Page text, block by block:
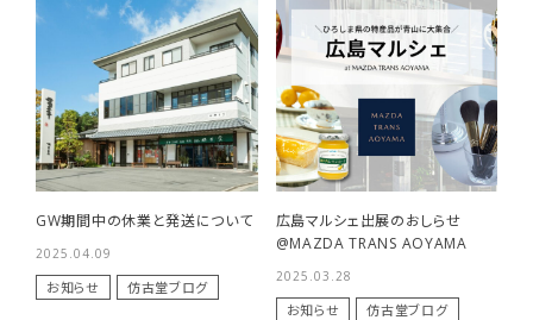
萌 スクリューブラ
シ P-B4 萌シリー
ズ 熊野筆 化粧筆
HOUKODOU
1,650円(税込)
緑風 中 伝統工芸
士香川翠皐作 高
級書筆 羊毛 筆匠
16,500円(税込)
萌 眉ブラシ＆コ
ーム P-B2 萌シリ
ーズ 熊野筆 化粧
HOUKODOU
1,760円(税込)
商品一覧
GW期間中の休業と発送について
2025.04.09
お知らせ 仿古堂ブログ
広島マルシェ出展のおしらせ
@MAZDA TRANS AOYAMA
2025.03.28
お知らせ
仿古堂ブログ